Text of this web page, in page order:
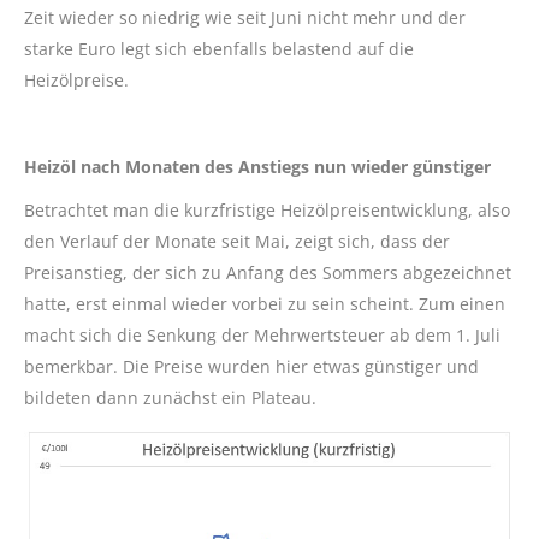
Zeit wieder so niedrig wie seit Juni nicht mehr und der
starke Euro legt sich ebenfalls belastend auf die
Heizölpreise.
Heizöl nach Monaten des Anstiegs nun wieder günstiger
Betrachtet man die kurzfristige Heizölpreisentwicklung, also
den Verlauf der Monate seit Mai, zeigt sich, dass der
Preisanstieg, der sich zu Anfang des Sommers abgezeichnet
hatte, erst einmal wieder vorbei zu sein scheint. Zum einen
macht sich die Senkung der Mehrwertsteuer ab dem 1. Juli
bemerkbar. Die Preise wurden hier etwas günstiger und
bildeten dann zunächst ein Plateau.